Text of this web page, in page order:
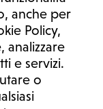
anche per
Policy,
analizzare
e servizi.
o
un consulto medico.
un consulto, una
devono considerare
la formulazione di
o l'assunzione o
un medico di